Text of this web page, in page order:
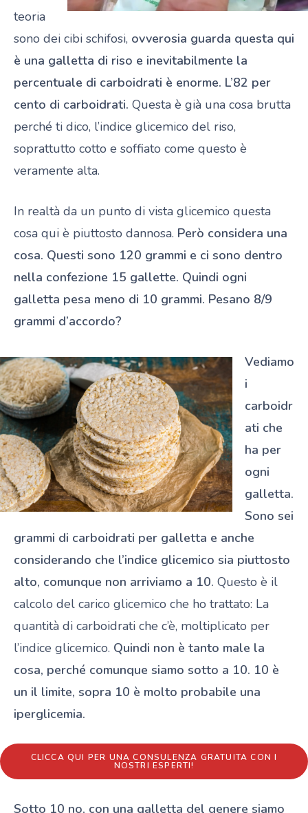
teoria
sono dei cibi schifosi, ovverosia guarda questa qui
è una galletta di riso e inevitabilmente la
percentuale di carboidrati è enorme. L’82 per
cento di carboidrati. Questa è già una cosa brutta
perché ti dico, l’indice glicemico del riso,
soprattutto cotto e soffiato come questo è
veramente alta.
In realtà da un punto di vista glicemico questa
cosa qui è piuttosto dannosa. Però considera una
cosa. Questi sono 120 grammi e ci sono dentro
nella confezione 15 gallette. Quindi ogni
galletta pesa meno di 10 grammi. Pesano 8/9
grammi d’accordo?
Vediamo
i
carboidr
ati che
ha per
ogni
galletta.
Sono sei
grammi di carboidrati per galletta e anche
considerando che l’indice glicemico sia piuttosto
alto, comunque non arriviamo a 10. Questo è il
calcolo del carico glicemico che ho trattato: La
quantità di carboidrati che c’è, moltiplicato per
l’indice glicemico. Quindi non è tanto male la
cosa, perché comunque siamo sotto a 10. 10 è
un il limite, sopra 10 è molto probabile una
iperglicemia.
CLICCA QUI PER UNA CONSULENZA GRATUITA CON I
NOSTRI ESPERTI!
Sotto 10 no, con una galletta del genere siamo